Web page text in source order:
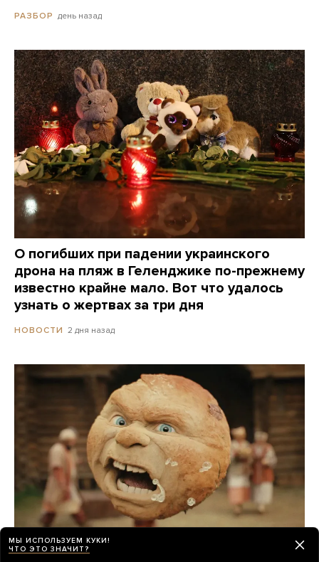
РАЗБОР день назад
О погибших при падении украинского
дрона на пляж в Геленджике по-прежнему
известно крайне мало. Вот что удалось
узнать о жертвах за три дня
НОВОСТИ 2 дня назад
Российские прокатчики передвинули
МЫ ИСПОЛЬЗУЕМ КУКИ!
ЧТО ЭТО ЗНАЧИТ?